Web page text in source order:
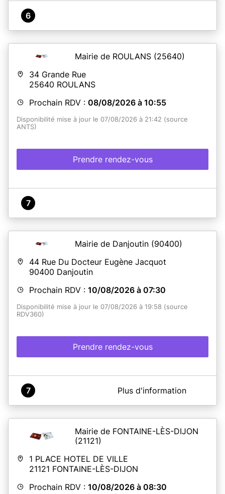
6
Mairie de ROULANS (25640)
34 Grande Rue
25640 ROULANS
Prochain RDV : 08/08/2026 à 10:55
Disponibilité mise à jour le 07/08/2026 à 21:42 (source
ANTS)
Prendre rendez-vous
7
Mairie de Danjoutin (90400)
44 Rue Du Docteur Eugène Jacquot
90400 Danjoutin
Prochain RDV : 10/08/2026 à 07:30
Disponibilité mise à jour le 07/08/2026 à 19:58 (source
RDV360)
Prendre rendez-vous
A propos de MAIRIE DE DANJOUTIN
et sans rendez-vous pour le retrait des titres.
7 Plus d'information
Mairie de FONTAINE-LÈS-DIJON
(21121)
1 PLACE HOTEL DE VILLE
21121 FONTAINE-LÈS-DIJON
Prochain RDV : 10/08/2026 à 08:30